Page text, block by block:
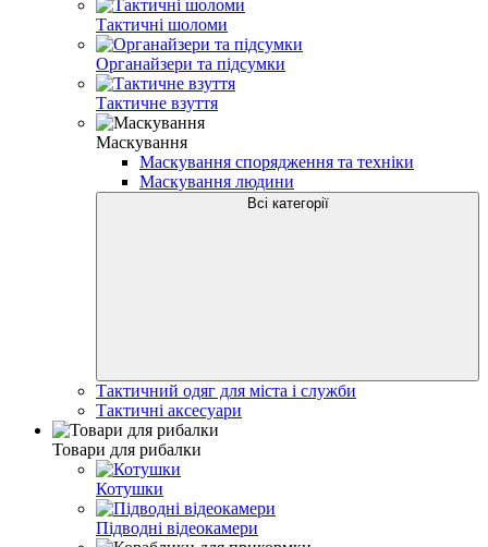
Тактичні шоломи
Органайзери та підсумки
Тактичне взуття
Маскування
Маскування спорядження та техніки
Маскування людини
Всі категорії
Тактичний одяг для міста і служби
Тактичні аксесуари
Товари для рибалки
Котушки
Підводні відеокамери